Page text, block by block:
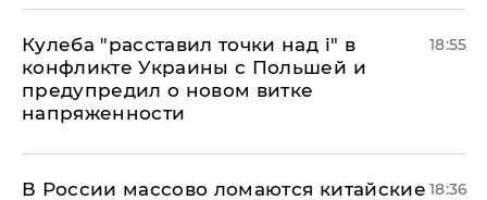
Кулеба "расставил точки над і" в
конфликте Украины с Польшей и
предупредил о новом витке
напряженности
18:55
В России массово ломаются китайские 18:36